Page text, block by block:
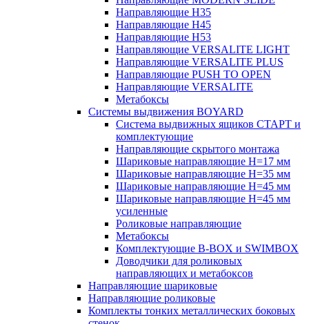
Направляющие H35
Направляющие H45
Направляющие H53
Направляющие VERSALITE LIGHT
Направляющие VERSALITE PLUS
Направляющие PUSH TO OPEN
Направляющие VERSALITE
Метабоксы
Системы выдвижения BOYARD
Система выдвижных ящиков СТАРТ и
комплектующие
Направляющие скрытого монтажа
Шариковые направляющие H=17 мм
Шариковые направляющие H=35 мм
Шариковые направляющие H=45 мм
Шариковые направляющие H=45 мм
усиленные
Роликовые направляющие
Метабоксы
Комплектующие B-BOX и SWIMBOX
Доводчики для роликовых
направляющих и метабоксов
Направляющие шариковые
Направляющие роликовые
Комплекты тонких металлических боковых